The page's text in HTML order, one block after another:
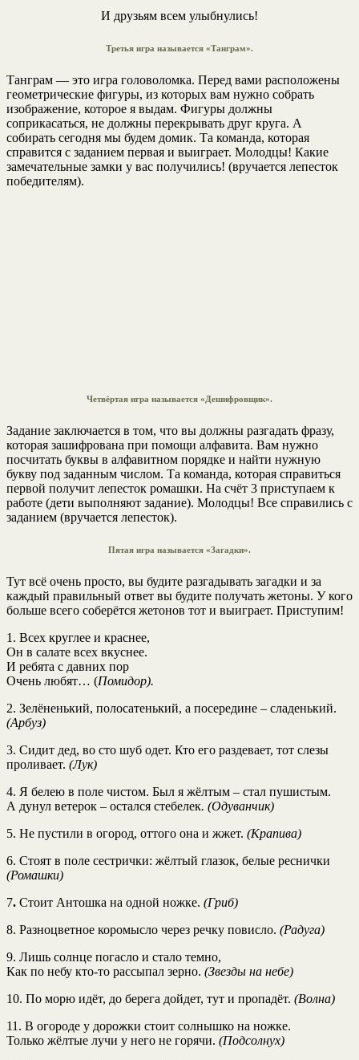
И друзьям всем улыбнулись!
Третья игра называется «Танграм».
Танграм — это игра головоломка. Перед вами расположены
геометрические фигуры, из которых вам нужно собрать
изображение, которое я выдам. Фигуры должны
соприкасаться, не должны перекрывать друг круга. А
собирать сегодня мы будем домик. Та команда, которая
справится с заданием первая и выиграет. Молодцы! Какие
замечательные замки у вас получились! (вручается лепесток
победителям).
Четвёртая игра называется «Дешифровщик».
Задание заключается в том, что вы должны разгадать фразу,
которая зашифрована при помощи алфавита. Вам нужно
посчитать буквы в алфавитном порядке и найти нужную
букву под заданным числом. Та команда, которая справиться
первой получит лепесток ромашки. На счёт 3 приступаем к
работе (дети выполняют задание). Молодцы! Все справились с
заданием (вручается лепесток).
Пятая игра называется «Загадки».
Тут всё очень просто, вы будите разгадывать загадки и за
каждый правильный ответ вы будите получать жетоны. У кого
больше всего соберётся жетонов тот и выиграет. Приступим!
1. Всех круглее и краснее,
Он в салате всех вкуснее.
И ребята с давних пор
Очень любят… (Помидор).
2. Зелёненький, полосатенький, а посередине – сладенький.
(Арбуз)
3. Сидит дед, во сто шуб одет. Кто его раздевает, тот слезы
проливает. (Лук)
4. Я белею в поле чистом. Был я жёлтым – стал пушистым.
А дунул ветерок – остался стебелек. (Одуванчик)
5. Не пустили в огород, оттого она и жжет. (Крапива)
6. Стоят в поле сестрички: жёлтый глазок, белые реснички
(Ромашки)
7. Стоит Антошка на одной ножке. (Гриб)
8. Разноцветное коромысло через речку повисло. (Радуга)
9. Лишь солнце погасло и стало темно,
Как по небу кто-то рассыпал зерно. (Звезды на небе)
10. По морю идёт, до берега дойдет, тут и пропадёт. (Волна)
11. В огороде у дорожки стоит солнышко на ножке.
Только жёлтые лучи у него не горячи. (Подсолнух)